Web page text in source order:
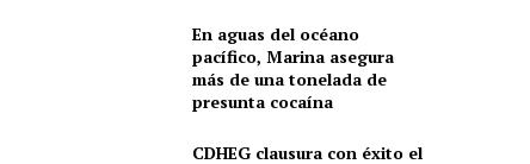
En aguas del océano
pacífico, Marina asegura
más de una tonelada de
presunta cocaína
CDHEG clausura con éxito el